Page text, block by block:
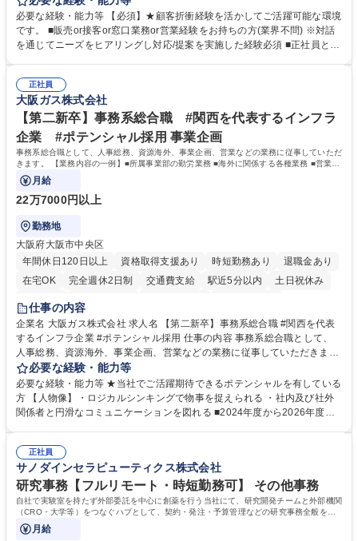
ーション、お客様対応 ■窓口にて、ご来店された個人のお客様に対して金
融商品のご提案 ■効率的な事務運用の検討・構築等 ≪業務紹介：ご応募前
に必ずご覧ください≫ ※記事 https://www.mysite.bk.mufg.jp/career/circle/
必要な経験・能力等 【必須】★顧客折衝経験を活かしてご活躍可能な環境
です。 ■販売or接客or窓口業務or営業経験をお持ちの方(業界不問) ※対話
を通じてニーズをヒアリングし対応/提案を実施した経験必須 ■正社員とし
るので安心して入行いただけます。 幅広いキャリアの選択肢があり、公募
や社内副業等を活用し、 一人ひとりが挑戦できるカルチャーが浸透してい
ます。 学歴・資格 学歴：大学院 大学 高専 短大 専修学校 高校 語学力：
資格：
正社員
大阪ガス株式会社
【第二新卒】事務系総合職 #関西を代表するインフラ
企業 #ポテンシャル採用 事業企画
事務系総合職として、人事総務、資源海外、事業企画、営業などの業務に従事していただ
きます。 【業務内容の一例】■所属事業部の勤労業務 ■海外に関係する各種業務 ■営業部
門の企画スタッフ、ルート営業
月給
22万7000円以上
勤務地
大阪府大阪市中央区
年間休日120日以上
資格取得支援あり 時短勤務あり
退職金あり
在宅OK
完全週休2日制 交通費支給 駅近5分以内
土日祝休み
服装自由
第二新卒歓迎
仕事の内容
企業名 大阪ガス株式会社 求人名 【第二新卒】事務系総合職 #関西を代表
するインフラ企業 #ポテンシャル採用 仕事の内容 事務系総合職として、
人事総務、資源海外、事業企画、営業などの業務に従事していただきま
す。 【業務内容の一例】■所属事業部の勤労業務 ■海外に関係する各種業
務 ■営業部門の企画スタッフ、ルート営業 【キャリアパス】入社後の配属
ポジションで一定期間ご活躍頂いた後、本人の適性及び将来のキャリアを
鑑みてジョブローテーションを行います。 【育成】OJTでの現場育成や研
表するインフラ企業 #ポテンシャル採用
必要な経験・能力等
必要な経験・能力等 ★当社でご活躍期待できるポテンシャルを有している
方 【人物像】・ロジカルシンキングで物事を捉えられる ・社内及び社外
関係者と円滑なコミュニケーションを図れる ■2024年度から2026年度ま
72.html ■エネルギーセキュリティの不安定化や気候変動による自然災害の
甚大化など、これまで以上に社会課題解決の重要性が高まっています。
「未来の日常」の創造に向けて持続可能な社会の実現に貢献してまいりま
す。 学歴・資格 学歴：大学院 大学 語学力： 資格：
正社員
サノダインセラピューティクス株式会社
研究事務【フルリモート・時短勤務可】 その他事務
自社で実験室を持たず外部委託を中心に創薬を行う当社にて、研究開発チームと外部機関
（CRO・大学等）をつなぐハブとして、契約・発注・予算管理などの研究事務全般をお
任せします。
月給